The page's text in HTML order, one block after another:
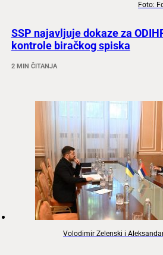
Foto:
SSP najavljuje dokaze za
kontrole biračkog spiska
2 MIN ČITANJA
Volodimir Zelenski i